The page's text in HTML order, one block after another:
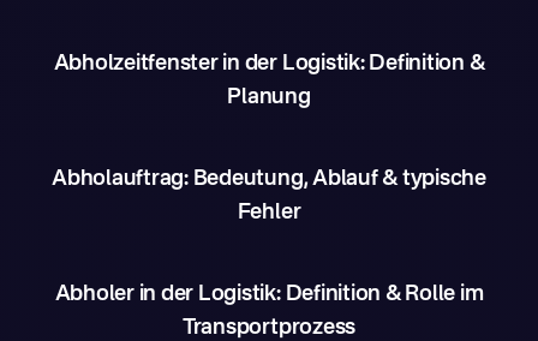
Abholzeitfenster in der Logistik: Definition &
Planung
Abholauftrag: Bedeutung, Ablauf & typische
Fehler
Abholer in der Logistik: Definition & Rolle im
Transportprozess